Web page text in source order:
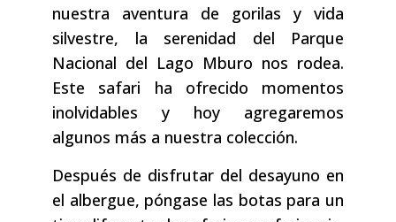
nuestra aventura de gorilas y vida
silvestre, la serenidad del Parque
Nacional del Lago Mburo nos rodea.
Este safari ha ofrecido momentos
inolvidables y hoy agregaremos
algunos más a nuestra colección.
Después de disfrutar del desayuno en
el albergue, póngase las botas para un